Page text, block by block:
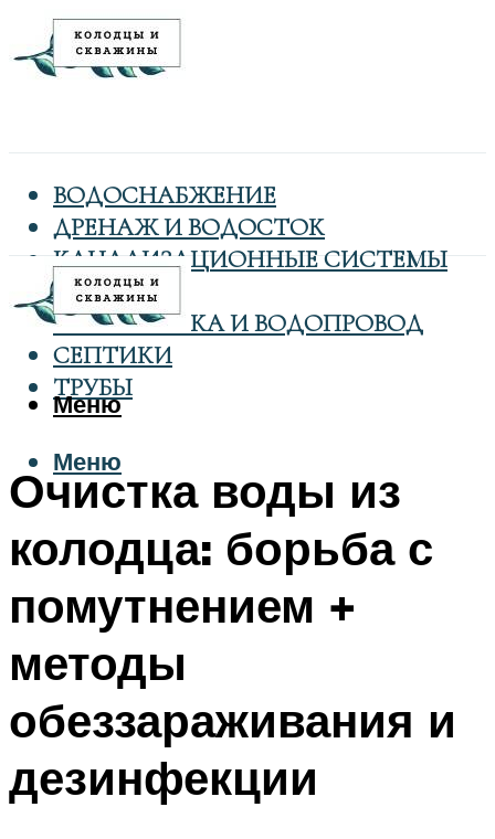
ВОДОСНАБЖЕНИЕ
ДРЕНАЖ И ВОДОСТОК
КАНАЛИЗАЦИОННЫЕ СИСТЕМЫ
КОЛОДЦЫ
САНТЕХНИКА И ВОДОПРОВОД
СЕПТИКИ
ТРУБЫ
Меню
Меню
Очистка воды из
колодца: борьба с
помутнением +
методы
обеззараживания и
дезинфекции